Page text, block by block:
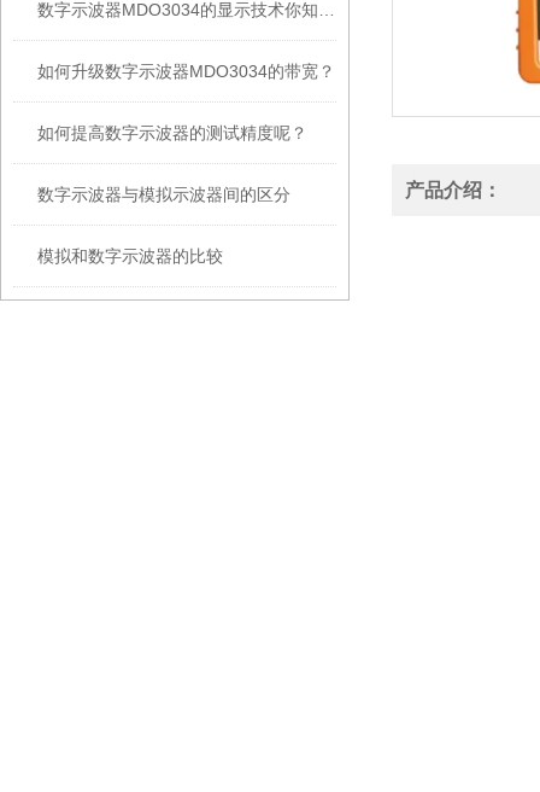
如何升级数字示波器MDO3034的带宽？
如何提高数字示波器的测试精度呢？
数字示波器与模拟示波器间的区分
模拟和数字示波器的比较
产品介绍：